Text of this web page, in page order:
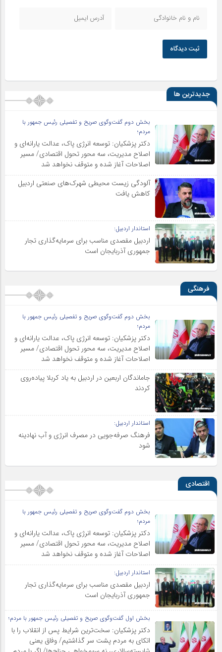
ثبت دیدگاه
جدیدترین ها
بخش دوم گفت‌وگوی صریح و تفصیلی رئیس جمهور با
مردم؛
دکتر پزشکیان: توسعه انرژی پاک، عدالت یارانه‌ای و
اصلاح مدیریت، سه محور تحول اقتصادی/ مسیر
اصلاحات آغاز شده و متوقف نخواهد شد
آلودگی زیست محیطی شهرک‌های صنعتی اردبیل
کاهش یافت
استاندار اردبیل:
اردبیل مقصدی مناسب برای سرمایه‌گذاری تجار
جمهوری آذربایجان است
فرهنگی
بخش دوم گفت‌وگوی صریح و تفصیلی رئیس جمهور با
مردم؛
دکتر پزشکیان: توسعه انرژی پاک، عدالت یارانه‌ای و
اصلاح مدیریت، سه محور تحول اقتصادی/ مسیر
اصلاحات آغاز شده و متوقف نخواهد شد
جاماندگان اربعین در اردبیل به یاد کربلا پیاده‌روی
کردند
استاندار اردبیل:
فرهنگ صرفه‌جویی در مصرف انرژی و آب نهادینه
شود
اقتصادی
بخش دوم گفت‌وگوی صریح و تفصیلی رئیس جمهور با
مردم؛
دکتر پزشکیان: توسعه انرژی پاک، عدالت یارانه‌ای و
اصلاح مدیریت، سه محور تحول اقتصادی/ مسیر
اصلاحات آغاز شده و متوقف نخواهد شد
استاندار اردبیل:
اردبیل مقصدی مناسب برای سرمایه‌گذاری تجار
جمهوری آذربایجان است
بخش اول گفت‌وگوی صریح و تفصیلی رئیس جمهور با مردم؛
دکتر پزشکیان: سخت‌ترین شرایط پس از انقلاب را با
اتکای به مردم پشت سر گذاشتیم/ وفاق یعنی